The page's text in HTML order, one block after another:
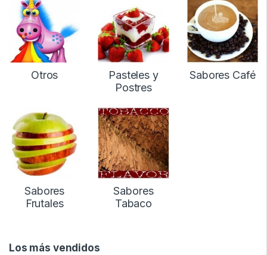
Otros
Pasteles y
Postres
Sabores Café
Sabores
Frutales
Sabores
Tabaco
Los más vendidos